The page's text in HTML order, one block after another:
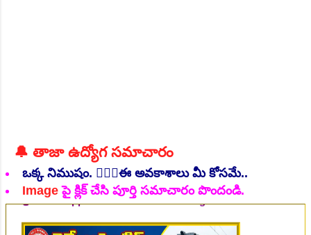
🔔 తాజా ఉద్యోగ సమాచారం
ఒక్క నిముషం. 💁🏻‍♂️ఈ అవకాశాలు మీ కోసమే..
Imageపై క్లిక్ చేసి పూర్తి సమాచారం పొందండి.
👆Online Applications Ends on 07-August-2026